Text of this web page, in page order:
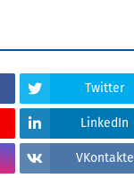
Twitter
LinkedIn
VKontakte